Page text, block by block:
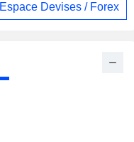
Espace Devises / Forex